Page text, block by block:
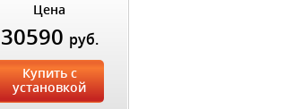
Цена
30590 руб.
Купить с
установкой